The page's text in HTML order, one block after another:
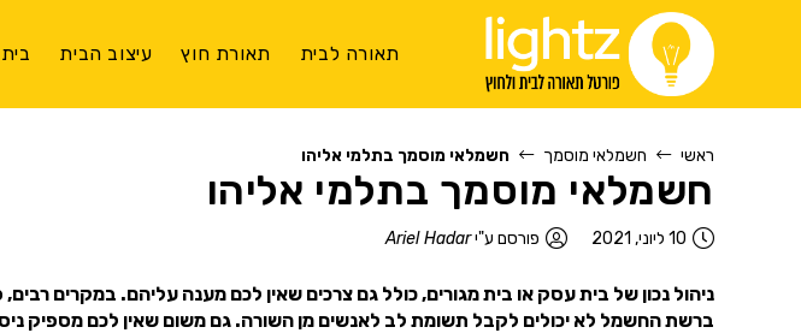
תאורה לבית תאורת חוץ עיצוב הבית
ראשי חשמלאי מוסמך חשמלאי מוסמך בתלמי אליהו
חשמלאי מוסמך בתלמי אליהו
10 ליוני, 2021 פורסם ע"יAriel Hadar
ניהול נכון של בית עסק או בית מגורים, כולל גם צרכים שאין לכם מענה עליהם. במקרים רבים,
ברשת החשמל לא יכולים לקבל תשומת לב לאנשים מן השורה. גם משום שאין לכם מספיק